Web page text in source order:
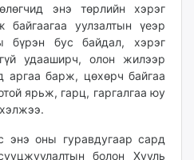
энэ төрлийн хэрэг
уулзалтын үеэр
бүрэн бус байдал, хэрэг
удааширч, олон жилээр
аргаа барж, цөхөрч байгаа
ярьж, гарц, гаргалгаа юу
энэ оны гуравдугаар сард
болон Хууль